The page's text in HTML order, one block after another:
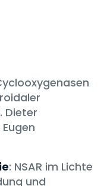
Dieter
: NSAR im Lichte
und